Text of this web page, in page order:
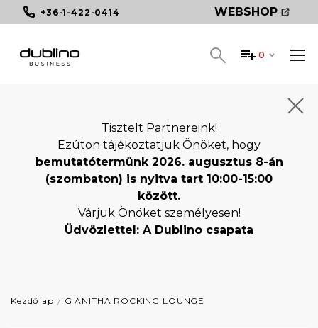
+36-1-422-0414 WEBSHOP
0
Tisztelt Partnereink!
Ezúton tájékoztatjuk Önöket, hogy
bemutatótermünk 2026. augusztus 8-án
(szombaton) is nyitva tart 10:00-15:00
között.
Várjuk Önöket személyesen!
Üdvözlettel: A Dublino csapata
Kezdőlap G ANITHA ROCKING LOUNGE